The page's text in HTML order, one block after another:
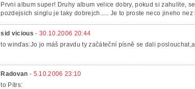
Prvni album super! Druhy album velice dobry, pokud si zahulite,
pozdejsich singlu je taky dobrejch..... Je to proste neco jineho nez
sid vicious -30.10.2006 20:44
to winďas:Jo jo máš pravdu ty začáteční písně se dali
Radovan - 5.10.2006 23:10
to Pítrs: